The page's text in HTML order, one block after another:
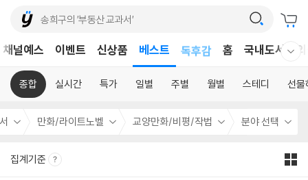
채널예스 이벤트 신상품 베스트
독후감
홈 국내도서
종합 실시간 특가 일별 주별 월별 스테디 선물
만화/라이트노벨 교양만화/비평/작법 분야 선택
집계기준